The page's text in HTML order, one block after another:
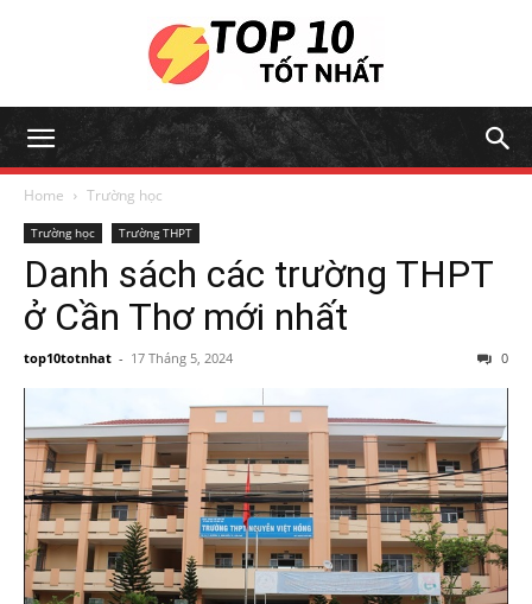
Home Trường học
Trường học Trường THPT
Danh sách các trường THPT
ở Cần Thơ mới nhất
top10totnhat - 17 Tháng 5, 2024 0